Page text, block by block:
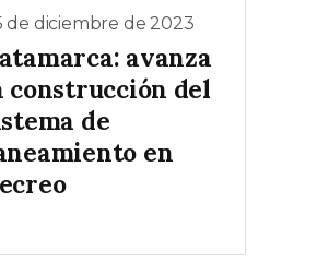
de diciembre de 2023
avanza
construcción del
de
en